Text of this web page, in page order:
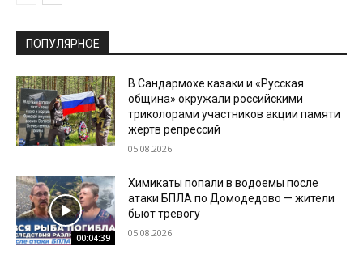
ПОПУЛЯРНОЕ
В Сандармохе казаки и «Русская
община» окружали российскими
триколорами участников акции памяти
жертв репрессий
05.08.2026
00:04:39
Химикаты попали в водоемы после
атаки БПЛА по Домодедово — жители
бьют тревогу
05.08.2026